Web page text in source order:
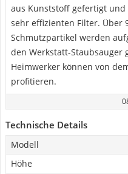
aus Kunststoff gefertigt
sehr effizienten Filter. Über
Schmutzpartikel werden
den Werkstatt-Staubsauger
Heimwerker können von
profitieren.
Technische Details
Modell
Höhe